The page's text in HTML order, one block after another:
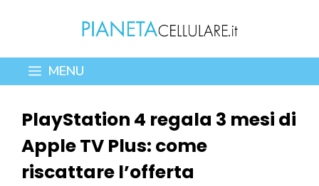
contenuto
MENU
PlayStation 4 regala 3 mesi di
Apple TV Plus: come
riscattare l’offerta